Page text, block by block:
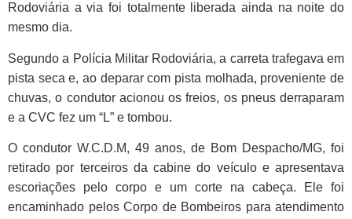
Rodoviária a via foi totalmente liberada ainda na noite do
mesmo dia.
Segundo a Polícia Militar Rodoviária, a carreta trafegava em
pista seca e, ao deparar com pista molhada, proveniente de
chuvas, o condutor acionou os freios, os pneus derraparam
e a CVC fez um “L” e tombou.
O condutor W.C.D.M, 49 anos, de Bom Despacho/MG, foi
retirado por terceiros da cabine do veículo e apresentava
escoriações pelo corpo e um corte na cabeça. Ele foi
encaminhado pelos Corpo de Bombeiros para atendimento